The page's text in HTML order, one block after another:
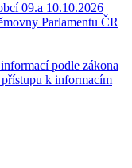
09.a 10.10.2026
Parlamentu ČR
podle zákona
přístupu k informacím